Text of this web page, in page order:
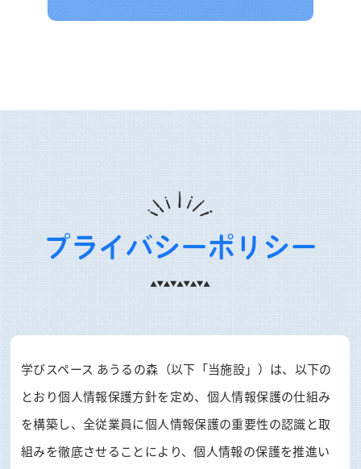
プライバシーポリシー
学びスペース あうるの森（以下「当施設」）は、以下の
とおり個人情報保護方針を定め、個人情報保護の仕組み
を構築し、全従業員に個人情報保護の重要性の認識と取
組みを徹底させることにより、個人情報の保護を推進い